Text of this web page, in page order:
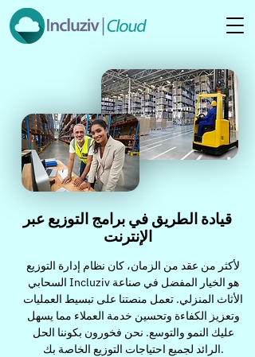
قيادة الطريق في برامج التوزيع عبر
الإنترنت
لأكثر من عقد من الزمان، كان نظام إدارة التوزيع
السحابي Incluziv هو الخيار المفضل في صناعة
الأثاث المنزلي. تعمل منصتنا على تبسيط العمليات
وتعزيز الكفاءة وتحسين خدمة العملاء مما يسهل
عليك النمو والتوسع. نحن فخورون بكوننا الحل
الرائد لجميع احتياجات التوزيع الخاصة بك.